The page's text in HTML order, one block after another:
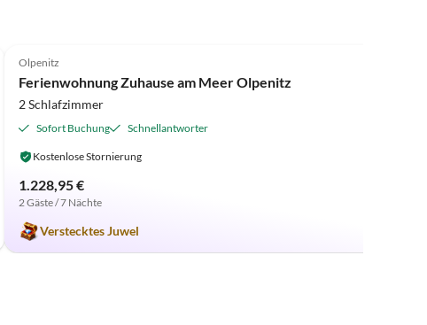
Olpenitz
Ferienwohnung Zuhause am Meer Olpenitz
2 Schlafzimmer
Sofort Buchung Schnellantworter
Kostenlose Stornierung
1.228,95 €
2 Gäste / 7 Nächte
Verstecktes Juwel